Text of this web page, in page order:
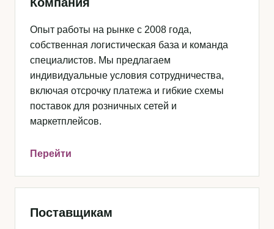
Опыт работы на рынке с 2008 года,
собственная логистическая база и команда
специалистов. Мы предлагаем
индивидуальные условия сотрудничества,
включая отсрочку платежа и гибкие схемы
поставок для розничных сетей и
маркетплейсов.
Перейти
Поставщикам